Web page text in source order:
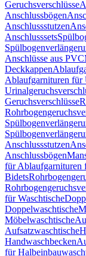
Geruchsverschlüsse
Anschlussbögen
Anschlussstutzen
Anschlusssets
Anschlüsse aus PVC
Deckkappen
Ablaufgarnituren für
Geruchsverschlüsse
Anschlussstutzen
Anschlussbögen
für Ablaufgarnituren
Bidets
für Waschtische
Doppelwaschtische
Möbelwaschtische
Aufsatzwaschtische
Handwaschbecken
für